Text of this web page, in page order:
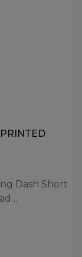
Dash Short